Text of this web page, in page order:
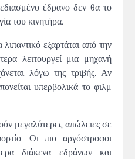
έδρανο δεν θα το
του κινητήρα.
εξαρτάται από την
λειτουργεί μια μηχανή
λόγω της τριβής. Αν
υπερβολικά το φιλμ
μεγαλύτερες απώλειες σε
Οι πιο αργόστροφοι
διάκενα εδράνων και